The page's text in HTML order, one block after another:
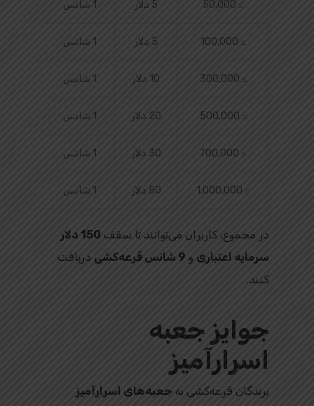
≥ 50,000 5 دلار 1 شانس
≥ 100,000 5 دلار 1 شانس
≥ 300,000 10 دلار 1 شانس
≥ 500,000 20 دلار 1 شانس
≥ 700,000 30 دلار 1 شانس
≥ 1,000,000 50 دلار 1 شانس
در مجموع، کاربران می‌توانند تا سقف
150 دلار
سرمایه اعتباری و 9 شانس قرعه‌کشی
دریافت
کنند.
جوایز جعبه
اسرارآمیز
برندگان قرعه‌کشی به جعبه‌های اسرارآمیز